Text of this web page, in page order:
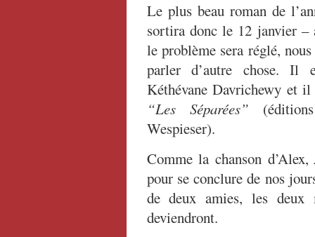
Le plus beau roman de
sortira donc le 12 janvier –
le problème sera réglé,
parler d’autre chose. Il
Kéthévane Davrichewy et il
“Les Séparées”
Wespieser).
Comme la chanson d’Alex,
pour se conclure de nos
de deux amies, les deux
deviendront.